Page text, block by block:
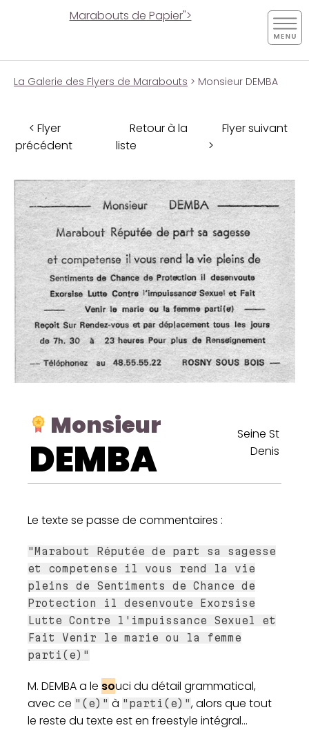
Marabouts de Papier">
La Galerie des Flyers de Marabouts > Monsieur DEMBA
< Flyer
précédent
Retour à la
liste
Flyer suivant
>
Monsieur
DEMBA
Seine St
Denis
Le texte se passe de commentaires :
"Marabout Réputée de part sa sagesse
et competense il vous rend la vie
pleins de Sentiments de Chance de
Protection il desenvoute Exorsise
Lutte Contre l'impuissance Sexuel et
Fait Venir le marie ou la femme
parti(e)"
M. DEMBA a le souci du détail grammatical,
avec ce "(e)" à "parti(e)", alors que tout
le reste du texte est en freestyle intégral...